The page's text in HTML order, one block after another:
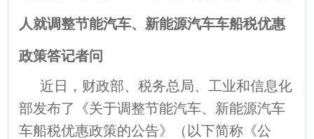
人就调整节能汽车、新能源汽车车船税优惠
政策答记者问
近日，财政部、税务总局、工业和信息化
部发布了《关于调整节能汽车、新能源汽车
车船税优惠政策的公告》（以下简称《公